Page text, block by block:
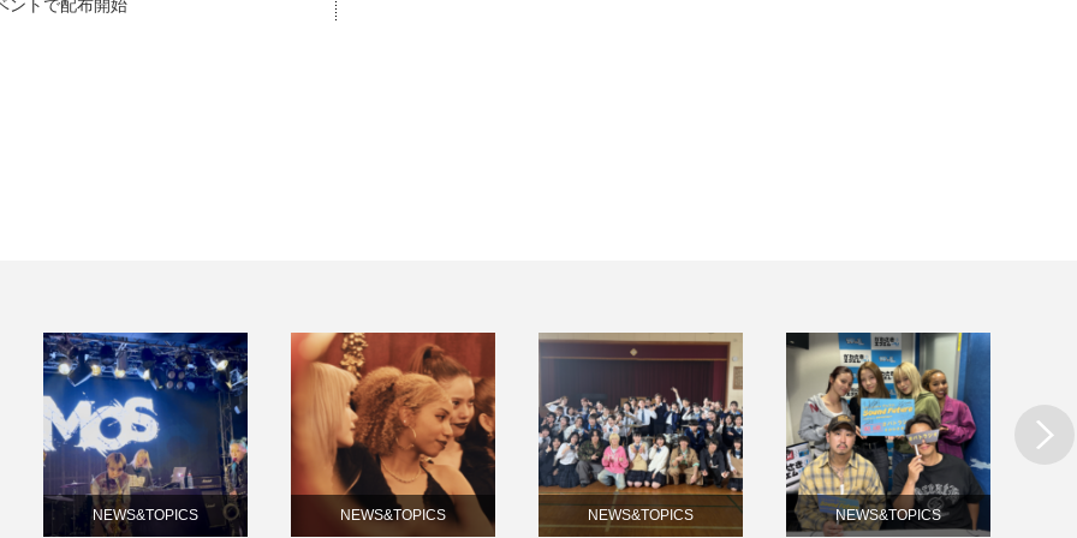
ントで配布開始
NEWS&TOPICS NEWS&TOPICS NEWS&TOPICS NEWS&TOPICS
Next